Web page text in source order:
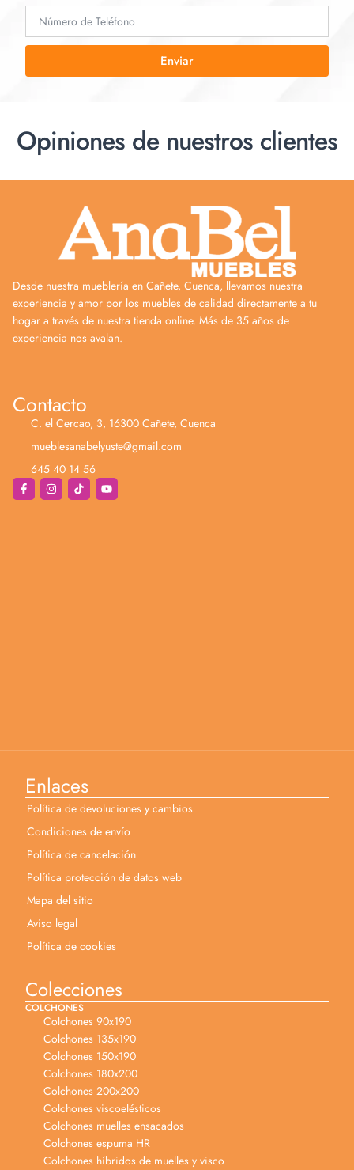
Enviar
Opiniones de nuestros clientes
Desde nuestra mueblería en Cañete, Cuenca, llevamos nuestra
experiencia y amor por los muebles de calidad directamente a tu
hogar a través de nuestra tienda online. Más de 35 años de
experiencia nos avalan.
Contacto
C. el Cercao, 3, 16300 Cañete, Cuenca
mueblesanabelyuste@gmail.com
645 40 14 56
Enlaces
Política de devoluciones y cambios
Condiciones de envío
Política de cancelación
Política protección de datos web
Mapa del sitio
Aviso legal
Política de cookies
Colecciones
COLCHONES
Colchones 90x190
Colchones 135x190
Colchones 150x190
Colchones 180x200
Colchones 200x200
Colchones viscoelésticos
Colchones muelles ensacados
Colchones espuma HR
Colchones híbridos de muelles y visco